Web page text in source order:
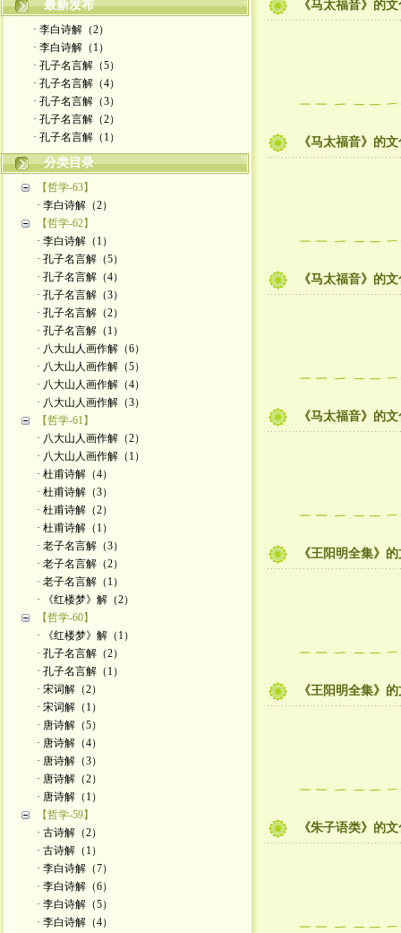
最新发布
· 李白诗解（2）
· 李白诗解（1）
· 孔子名言解（5）
· 孔子名言解（4）
· 孔子名言解（3）
· 孔子名言解（2）
· 孔子名言解（1）
分类目录
【哲学-63】
· 李白诗解（2）
【哲学-62】
· 李白诗解（1）
· 孔子名言解（5）
· 孔子名言解（4）
· 孔子名言解（3）
· 孔子名言解（2）
· 孔子名言解（1）
· 八大山人画作解（6）
· 八大山人画作解（5）
· 八大山人画作解（4）
· 八大山人画作解（3）
【哲学-61】
· 八大山人画作解（2）
· 八大山人画作解（1）
· 杜甫诗解（4）
· 杜甫诗解（3）
· 杜甫诗解（2）
· 杜甫诗解（1）
· 老子名言解（3）
· 老子名言解（2）
· 老子名言解（1）
· 《红楼梦》解（2）
【哲学-60】
· 《红楼梦》解（1）
· 孔子名言解（2）
· 孔子名言解（1）
· 宋词解（2）
· 宋词解（1）
· 唐诗解（5）
· 唐诗解（4）
· 唐诗解（3）
· 唐诗解（2）
· 唐诗解（1）
【哲学-59】
· 古诗解（2）
· 古诗解（1）
· 李白诗解（7）
· 李白诗解（6）
· 李白诗解（5）
· 李白诗解（4）
《马太福音》的
《马太福音》的
《马太福音》的
《马太福音》的
《王阳明全集》
《王阳明全集》
《朱子语类》的